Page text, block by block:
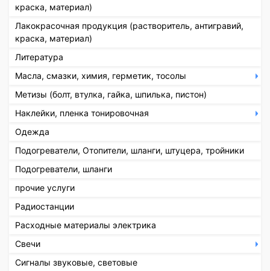
краска, материал)
Лакокрасочная продукция (растворитель, антигравий,
краска, материал)
Литература
Масла, смазки, химия, герметик, тосолы
Метизы (болт, втулка, гайка, шпилька, пистон)
Наклейки, пленка тонировочная
Одежда
Подогреватели, Отопители, шланги, штуцера, тройники
Подогреватели, шланги
прочие услуги
Радиостанции
Расходные материалы электрика
Свечи
Сигналы звуковые, световые